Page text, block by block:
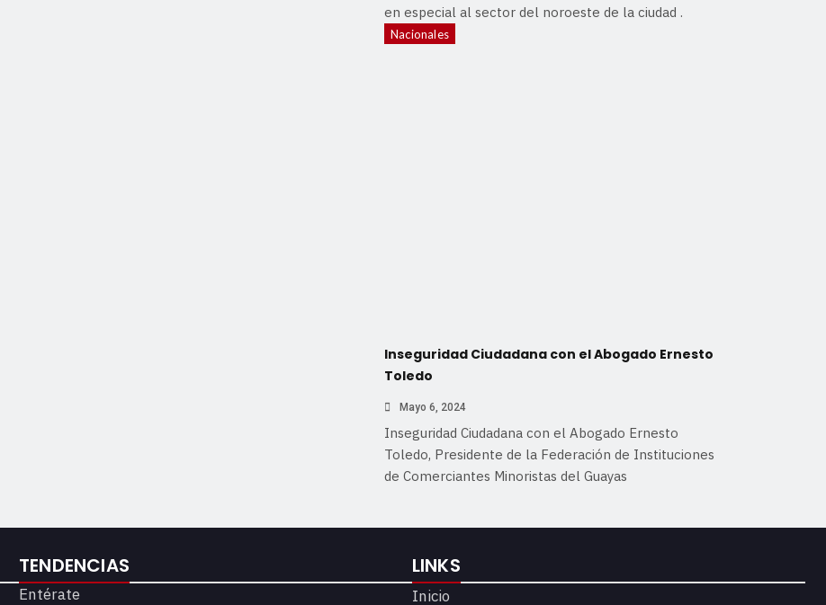
en especial al sector del noroeste de la ciudad .
Nacionales
Inseguridad Ciudadana con el Abogado Ernesto
Toledo
Mayo 6, 2024
Inseguridad Ciudadana con el Abogado Ernesto
Toledo, Presidente de la Federación de Instituciones
de Comerciantes Minoristas del Guayas
TENDENCIAS
Entérate
LINKS
Inicio